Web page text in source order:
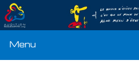
Menu